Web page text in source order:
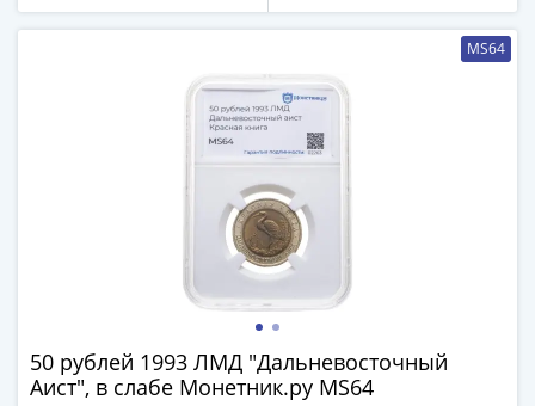
MS64
50 рублей 1993 ЛМД "Дальневосточный
Аист", в слабе Монетник.ру MS64